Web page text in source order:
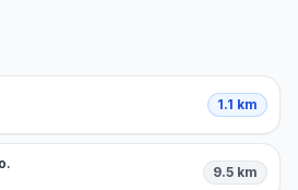
1.1 km
9.5 km